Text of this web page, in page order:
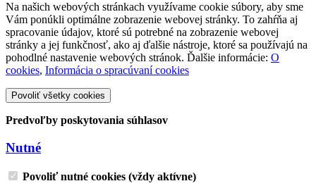
Na našich webových stránkach využívame cookie súbory, aby sme
Vám ponúkli optimálne zobrazenie webovej stránky. To zahŕňa aj
spracovanie údajov, ktoré sú potrebné na zobrazenie webovej
stránky a jej funkčnosť, ako aj ďalšie nástroje, ktoré sa používajú na
pohodlné nastavenie webových stránok. Ďalšie informácie: O
cookies, Informácia o spracúvaní cookies
Povoliť všetky cookies
Predvoľby poskytovania súhlasov
Nutné
Povoliť nutné cookies (vždy aktívne)